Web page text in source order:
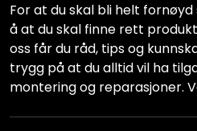
For at du skal bli helt
å at du skal finne rett
oss får du råd, tips og
trygg på at du alltid vil ha
montering og reparasjoner.